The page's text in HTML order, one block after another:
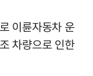
이륜자동차 운
차량으로 인한